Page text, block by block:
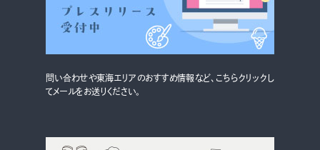
お問い合わせ
検索する
問い合わせや東海エリアのおすすめ情報など、こちらクリックし
てメールをお送りください。